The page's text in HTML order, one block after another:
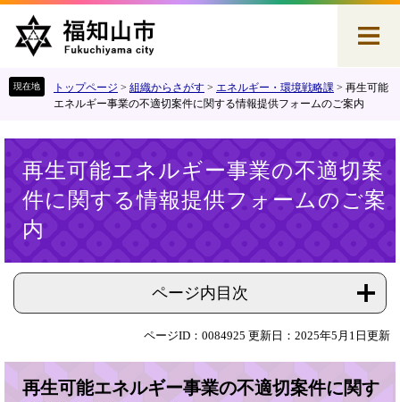
す
し
トップページ > 組織からさがす > エネルギー・環境戦略課 > 再生可能
エネルギー事業の不適切案件に関する情報提供フォームのご案内
再生可能エネルギー事業の不適切案
件に関する情報提供フォームのご案
内
ページ内目次
ページID：0084925 更新日：2025年5月1日更新
再生可能エネルギー事業の不適切案件に関す